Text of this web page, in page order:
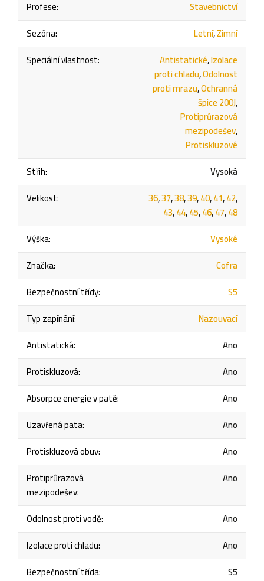
Profese:
Stavebnictví
Sezóna: Letní,Zimní
Speciální vlastnost: Antistatické,Izolace
proti chladu,Odolnost
proti mrazu,Ochranná
špice 200J,
Protiprůrazová
mezipodešev,
Protiskluzové
Střih:
Vysoká
Velikost: 36,37,38,39,40,41,42,
43,44,45,46,47,48
Výška:
Vysoké
Značka:
Cofra
Bezpečnostní třídy:
S5
Typ zapínání:
Nazouvací
Antistatická:
Ano
Protiskluzová:
Ano
Absorpce energie v patě:
Ano
Uzavřená pata:
Ano
Protiskluzová obuv:
Ano
Protiprůrazová
mezipodešev:
Ano
Odolnost proti vodě:
Ano
Izolace proti chladu:
Ano
Bezpečnostní třída: S5